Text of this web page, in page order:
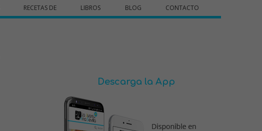
RECETAS DE LIBROS BLOG CONTACTO
Descarga la App